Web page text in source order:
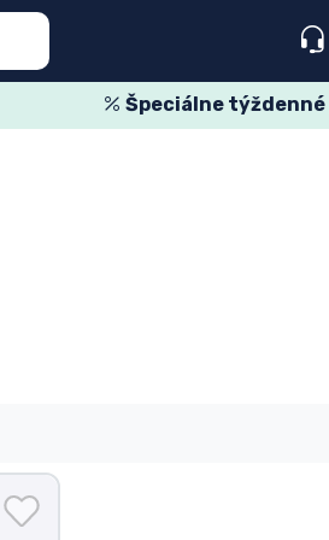
Špeciálne